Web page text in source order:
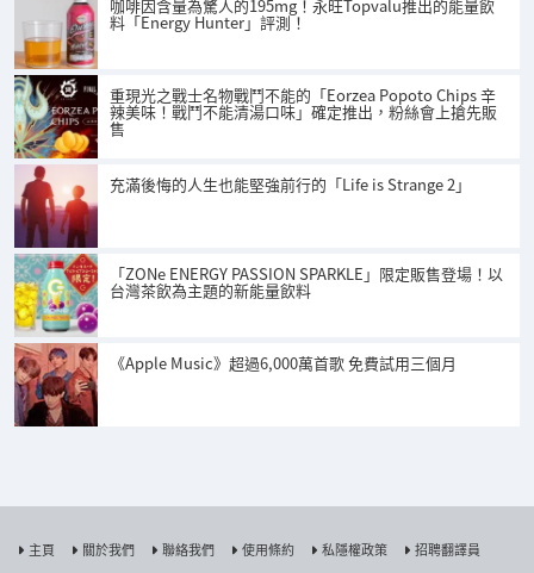
咖啡因含量為驚人的195mg！永旺Topvalu推出的能量飲
料「Energy Hunter」評測！
重現光之戰士名物戰鬥不能的「Eorzea Popoto Chips 辛
辣美味！戰鬥不能清湯口味」確定推出，粉絲會上搶先販
售
充滿後悔的人生也能堅強前行的「Life is Strange 2」
「ZONe ENERGY PASSION SPARKLE」限定販售登場！以
台灣茶飲為主題的新能量飲料
《Apple Music》超過6,000萬首歌 免費試用三個月
主頁 關於我們 聯絡我們 使用條約 私隱權政策 招聘翻譯員